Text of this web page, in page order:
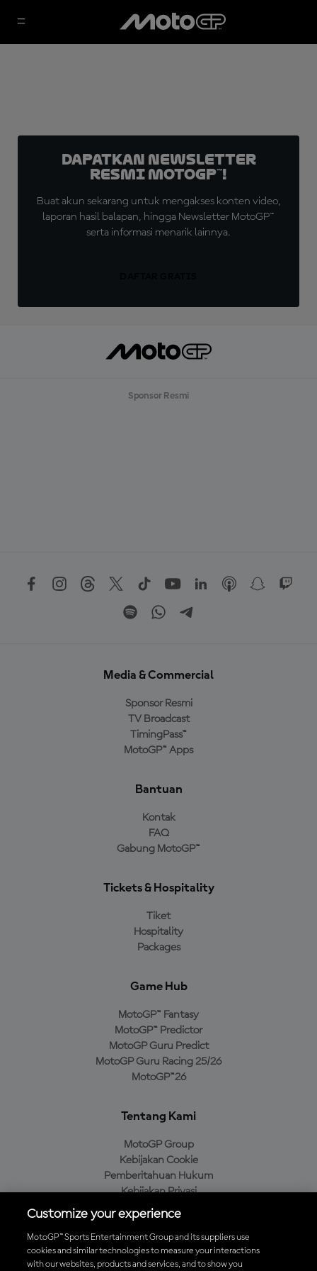
Dapatkan Newsletter
Resmi MotoGP™!
Buat akun sekarang untuk mengakses konten video,
laporan hasil balapan, hingga Newsletter MotoGP™
serta informasi menarik lainnya.
Sponsor Resmi
Media & Commercial
Sponsor Resmi
TV Broadcast
TimingPass™
MotoGP™ Apps
Bantuan
Kontak
FAQ
Gabung MotoGP™
Tickets & Hospitality
Tiket
Hospitality
Packages
Game Hub
MotoGP™ Fantasy
MotoGP™ Predictor
MotoGP Guru Predict
MotoGP Guru Racing 25/26
MotoGP™26
Tentang Kami
MotoGP Group
Kebijakan Cookie
Pemberitahuan Hukum
Kebijakan Privasi
Kebijakan Pembelian
Unduh Aplikasi Resmi MotoGP™
Customize your experience
MotoGP™ Sports Entertainment Group and its suppliers use
cookies and similar technologies to measure your interactions
with our websites, products and services, and to show you